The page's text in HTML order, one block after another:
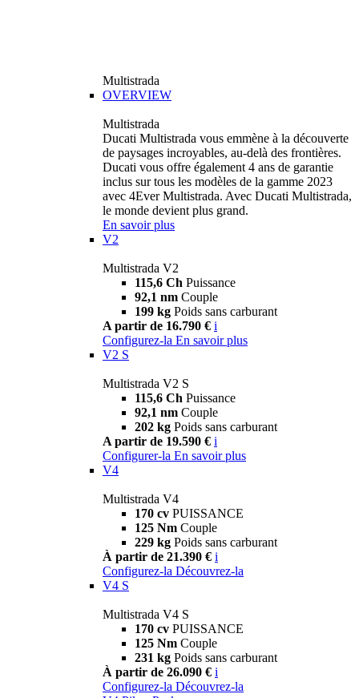
Multistrada
OVERVIEW
Multistrada
Ducati Multistrada vous emmène à la découverte
de paysages incroyables, au-delà des frontières.
Ducati vous offre également 4 ans de garantie
inclus sur tous les modèles de la gamme 2023
avec 4Ever Multistrada. Avec Ducati Multistrada,
le monde devient plus grand.
En savoir plus
V2
Multistrada V2
115,6 Ch Puissance
92,1 nm Couple
199 kg Poids sans carburant
A partir de 16.790 € i
Configurez-la En savoir plus
V2 S
Multistrada V2 S
115,6 Ch Puissance
92,1 nm Couple
202 kg Poids sans carburant
A partir de 19.590 € i
Configurer-la En savoir plus
V4
Multistrada V4
170 cv PUISSANCE
125 Nm Couple
229 kg Poids sans carburant
À partir de 21.390 € i
Configurez-la Découvrez-la
V4 S
Multistrada V4 S
170 cv PUISSANCE
125 Nm Couple
231 kg Poids sans carburant
À partir de 26.090 € i
Configurez-la Découvrez-la